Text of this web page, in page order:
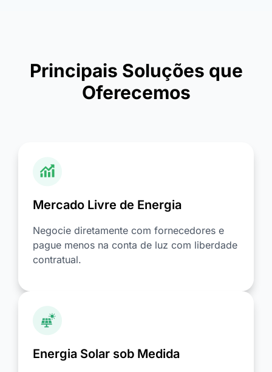
Principais Soluções que
Oferecemos​
Mercado Livre de Energia
Negocie diretamente com fornecedores e
pague menos na conta de luz com liberdade
contratual.
Energia Solar sob Medida